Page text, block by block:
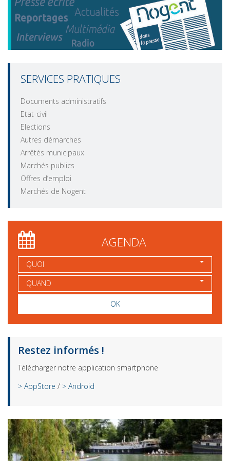
SERVICES PRATIQUES
Documents administratifs
Etat-civil
Elections
Autres démarches
Arrêtés municipaux
Marchés publics
Offres d’emploi
Marchés de Nogent
AGENDA
QUOI
QUAND
OK
Restez informés !
Télécharger notre application smartphone
> AppStore / > Android